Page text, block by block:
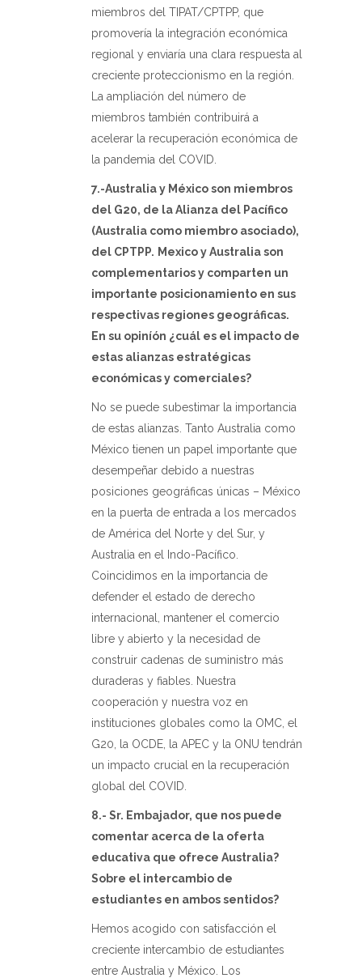
miembros del TIPAT/CPTPP, que
promovería la integración económica
regional y enviaría una clara respuesta al
creciente proteccionismo en la región.
La ampliación del número de
miembros también contribuirá a
acelerar la recuperación económica de
la pandemia del COVID.
7.-Australia y México son miembros
del G20, de la Alianza del Pacífico
(Australia como miembro asociado),
del CPTPP. Mexico y Australia son
complementarios y comparten un
importante posicionamiento en sus
respectivas regiones geográficas.
En su opiníón ¿cuál es el impacto de
estas alianzas estratégicas
económicas y comerciales?
No se puede subestimar la importancia
de estas alianzas. Tanto Australia como
México tienen un papel importante que
desempeñar debido a nuestras
posiciones geográficas únicas – México
en la puerta de entrada a los mercados
de América del Norte y del Sur, y
Australia en el Indo-Pacífico.
Coincidimos en la importancia de
defender el estado de derecho
internacional, mantener el comercio
libre y abierto y la necesidad de
construir cadenas de suministro más
duraderas y fiables. Nuestra
cooperación y nuestra voz en
instituciones globales como la OMC, el
G20, la OCDE, la APEC y la ONU tendrán
un impacto crucial en la recuperación
global del COVID.
8.- Sr. Embajador, que nos puede
comentar acerca de la oferta
educativa que ofrece Australia?
Sobre el intercambio de
estudiantes en ambos sentidos?
Hemos acogido con satisfacción el
creciente intercambio de estudiantes
entre Australia y México. Los